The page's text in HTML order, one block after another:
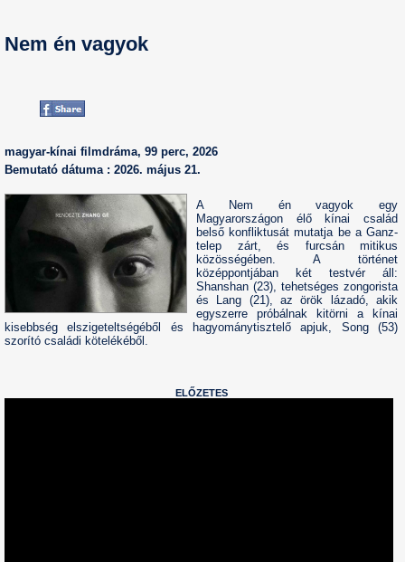
Nem én vagyok
magyar-kínai filmdráma, 99 perc, 2026
Bemutató dátuma : 2026. május 21.
A Nem én vagyok egy
Magyarországon élő kínai család
belső konfliktusát mutatja be a Ganz-
telep zárt, és furcsán mitikus
közösségében. A történet
középpontjában két testvér áll:
Shanshan (23), tehetséges zongorista
és Lang (21), az örök lázadó, akik
egyszerre próbálnak kitörni a kínai
kisebbség elszigeteltségéből és hagyománytisztelő apjuk, Song (53)
szorító családi kötelékéből.
ELŐZETES